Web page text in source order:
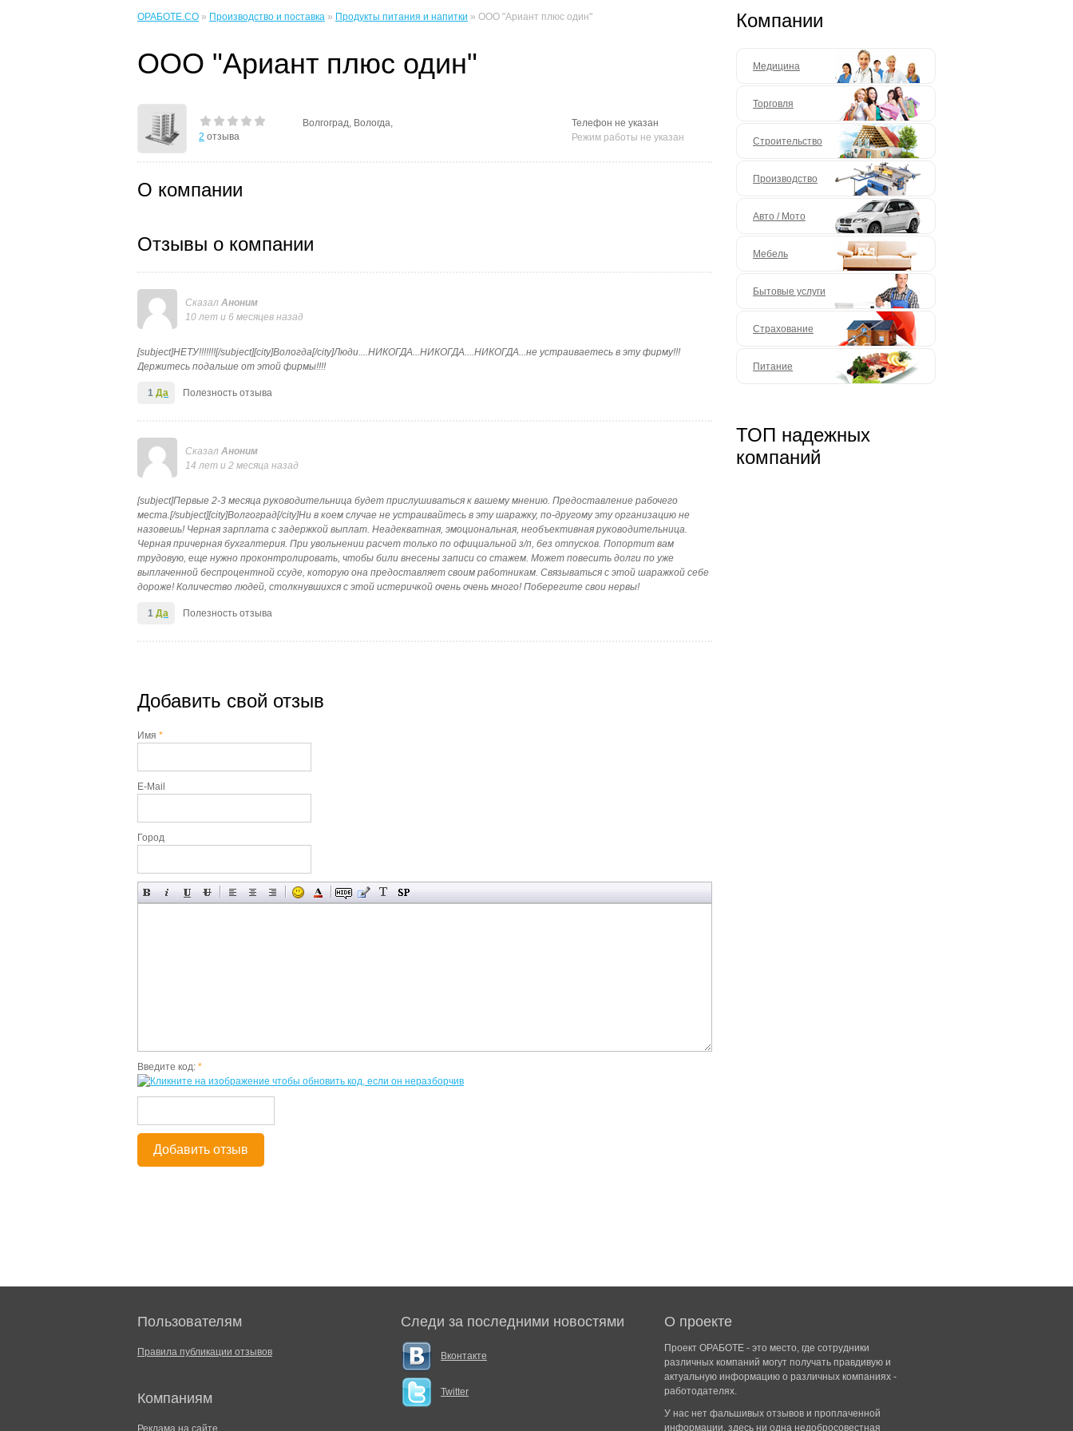
ОРАБОТЕ.CO » Производство и поставка » Продукты питания и напитки » ООО "Ариант плюс один"
ООО "Ариант плюс один"
2 отзыва
Волгоград, Вологда,
Телефон не указан
Режим работы не указан
О компании
Отзывы о компании
Сказал Аноним
10 лет и 6 месяцев назад
[subject]НЕТУ!!!!!!![/subject][city]Вологда[/city]Люди....НИКОГДА...НИКОГДА....НИКОГДА...не устраиваетесь в эту фирму!!!
Держитесь подальше от этой фирмы!!!!
Полезность отзыва
1 Да
Сказал Аноним
14 лет и 2 месяца назад
[subject]Первые 2-3 месяца руководительница будет прислушиваться к вашему мнению. Предоставление рабочего
места.[/subject][city]Волгоград[/city]Ни в коем случае не устраивайтесь в эту шаражку, по-другому эту организацию не
назовешь! Черная зарплата с задержкой выплат. Неадекватная, эмоциональная, необъективная руководительница.
Черная причерная бухгалтерия. При увольнении расчет только по официальной з/п, без отпусков. Попортит вам
трудовую, еще нужно проконтролировать, чтобы били внесены записи со стажем. Может повесить долги по уже
выплаченной беспроцентной ссуде, которую она предоставляет своим работникам. Связываться с этой шаражкой себе
дороже! Количество людей, столкнувшихся с этой истеричкой очень очень много! Поберегите свои нервы!
Полезность отзыва
1 Да
Добавить свой отзыв
Имя *
E-Mail
Город
Введите код: *
Добавить отзыв
Компании
Медицина
Торговля
Строительство
Производство
Авто / Мото
Мебель
Бытовые услуги
Страхование
Питание
ТОП надежных
компаний
Пользователям
Правила публикации отзывов
Компаниям
Реклама на сайте
Следи за последними новостями
Вконтакте
Twitter
О проекте
Проект ОРАБОТЕ - это место, где сотрудники
различных компаний могут получать правдивую и
актуальную информацию о различных компаниях -
работодателях.
У нас нет фальшивых отзывов и проплаченной
информации, здесь ни одна недобросовестная